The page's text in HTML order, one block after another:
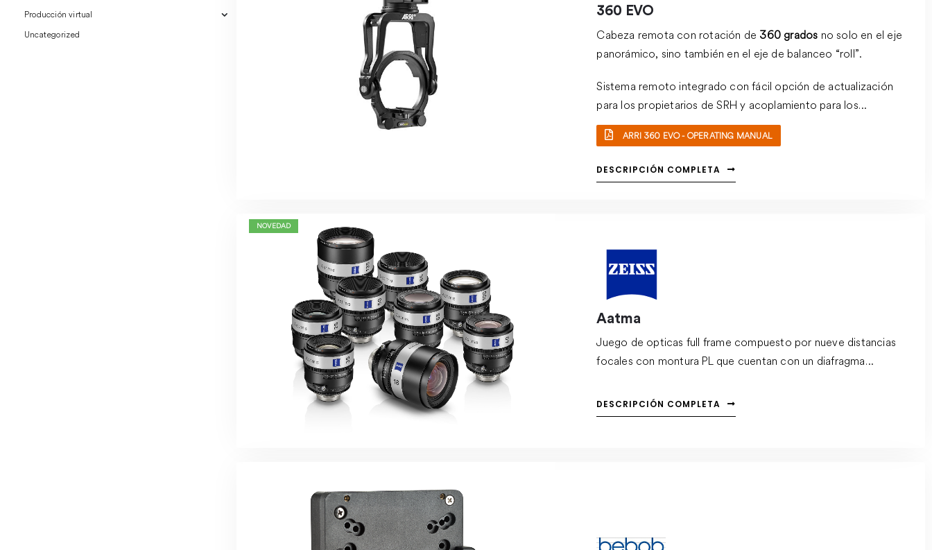
360 EVO
Cabeza remota con rotación de 360 grados no solo en el eje
panorámico, sino también en el eje de balanceo “roll”.
Sistema remoto integrado con fácil opción de actualización
para los propietarios de SRH y acoplamiento para los
operadores de TRINITY.
ARRI 360 EVO - OPERATING MANUAL
DESCRIPCIÓN COMPLETA
NOVEDAD
Aatma
Juego de opticas full frame compuesto por nueve distancias
focales con montura PL que cuentan con un diafragma
ingeniería moderna, al tiempo que proporciona la precisión
técnica necesaria para la cinematografía contemporánea.
DESCRIPCIÓN COMPLETA
Producción virtual
Uncategorized